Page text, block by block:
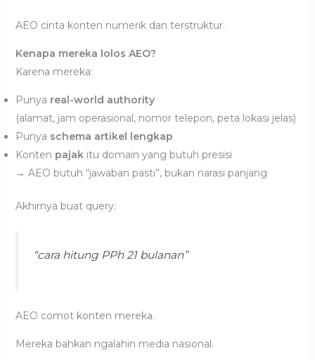
AEO cinta konten numerik dan terstruktur.
Kenapa mereka lolos AEO?
Karena mereka:
Punya real-world authority
(alamat, jam operasional, nomor telepon, peta lokasi jelas)
Punya schema artikel lengkap
Konten pajakitu domain yang butuh presisi
→ AEO butuh “jawaban pasti”, bukan narasi panjang
Akhirnya buat query:
“cara hitung PPh 21 bulanan”
AEO comot konten mereka.
Mereka bahkan ngalahin media nasional.